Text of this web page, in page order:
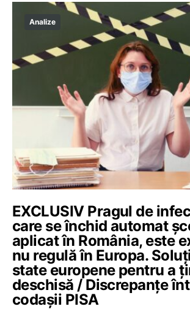
Analize
EXCLUSIV Pragul de
care se închid automat
aplicat în România, este
nu regulă în Europa.
state europene pentru a
deschisă / Discrepanțe
codașii PISA